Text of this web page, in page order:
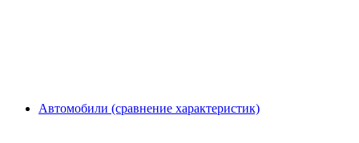
Автомобили (сравнение характеристик)